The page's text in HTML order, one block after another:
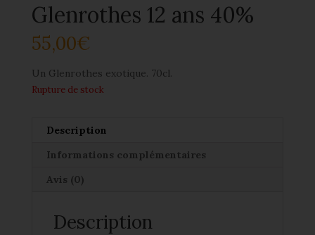
Glenrothes 12 ans 40%
55,00€
Un Glenrothes exotique. 70cl.
Rupture de stock
Description
Informations complémentaires
Avis (0)
Description